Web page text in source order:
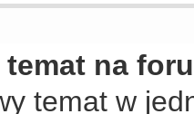
na
temat w